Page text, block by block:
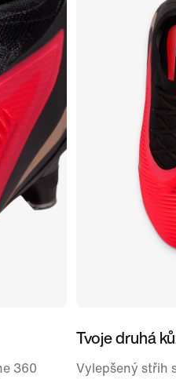
360
Tvoje druhá
Vylepšený střih